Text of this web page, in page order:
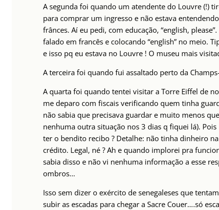
A segunda foi quando um atendente do Louvre (!)
para comprar um ingresso e não estava
frânces. Aí eu pedi, com educação, “english,
falado em francês e colocando “english” no meio.
e isso pq eu estava no Louvre ! O museu mais
A terceira foi quando fui assaltado perto da
A quarta foi quando tentei visitar a Torre Eiffel de
me deparo com fiscais verificando quem tinha
não sabia que precisava guardar e muito menos
nenhuma outra situação nos 3 dias q fiquei lá).
ter o bendito recibo ? Detalhe: não tinha dinheiro
crédito. Legal, né ? Ah e quando implorei pra
sabia disso e não vi nenhuma informação a esse
ombros…
Isso sem dizer o exército de senegaleses que
subir as escadas para chegar a Sacre Couer….só